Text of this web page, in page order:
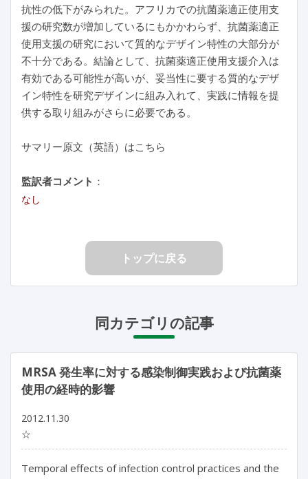
抗性の低下がみられた。アフリカでの抗菌薬適正使用支
援の研究数が増加しているにもかかわらず、抗菌薬適正
使用支援の研究において質的なデザイン特性の大部分が
不十分である。結論として、抗菌薬適正使用支援介入は
有効である可能性が高いが、妥当性に要する質的なデザ
イン特性を研究デザインに組み入れて、実践に情報を提
供する取り組みがさらに必要である。
サマリー原文（英語）はこちら
監訳者コメント ：
なし
トップに戻る
同カテゴリの記事
MRSA 発生率に対する感染制御実践および抗菌薬
使用の経時的影響
2012.11.30
☆
Temporal effects of infection control practices and the